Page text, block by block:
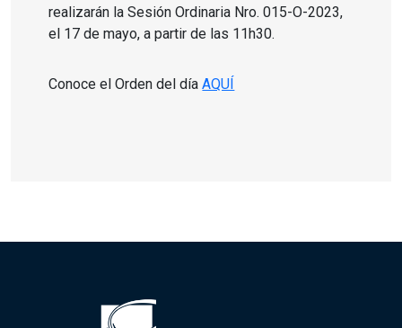
realizarán la Sesión Ordinaria Nro. 015-O-2023,
el 17 de mayo, a partir de las 11h30.
Conoce el Orden del díaAQUÍ